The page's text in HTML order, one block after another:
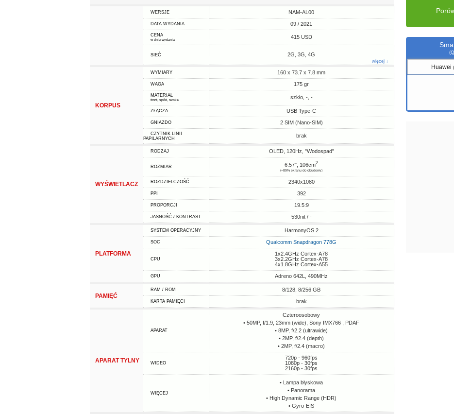
WERSJE NAM-AL00
DATA WYDANIA 09 / 2021
CENA
w dniu wydania 415 USD
SIEĆ 2G, 3G, 4G
więcej ↓
KORPUS
WYMIARY 160 x 73.7 x 7.8 mm
WAGA 175 gr
MATERIAŁ
front, spód, ramka szkło, -, -
ZŁĄCZA USB Type-C
GNIAZDO 2 SIM (Nano-SIM)
CZYTNIK LINII
PAPILARNYCH
brak
WYŚWIETLACZ
RODZAJ OLED, 120Hz, "Wodospad"
ROZMIAR 6.57", 106cm2
(~89% ekranu do obudowy)
ROZDZIELCZOŚĆ 2340x1080
PPI 392
PROPORCJI 19.5:9
JASNOŚĆ / KONTRAST 530nit / -
PLATFORMA
SYSTEM OPERACYJNY HarmonyOS 2
SOC Qualcomm Snapdragon 778G
CPU
1x2.4GHz Cortex-A78
3x2.2GHz Cortex-A78
4x1.8GHz Cortex-A55
GPU Adreno 642L, 490MHz
PAMIĘĆ
RAM / ROM 8/128, 8/256 GB
KARTA PAMIĘCI brak
APARAT TYLNY
APARAT
Czteroosobowy
• 50MP, f/1.9, 23mm (wide), Sony IMX766 , PDAF
• 8MP, f/2.2 (ultrawide)
• 2MP, f/2.4 (depth)
• 2MP, f/2.4 (macro)
WIDEO
720p - 960fps
1080p - 30fps
2160p - 30fps
WIĘCEJ
• Lampa błyskowa
• Panorama
• High Dynamic Range (HDR)
• Gyro-EIS
Huawei